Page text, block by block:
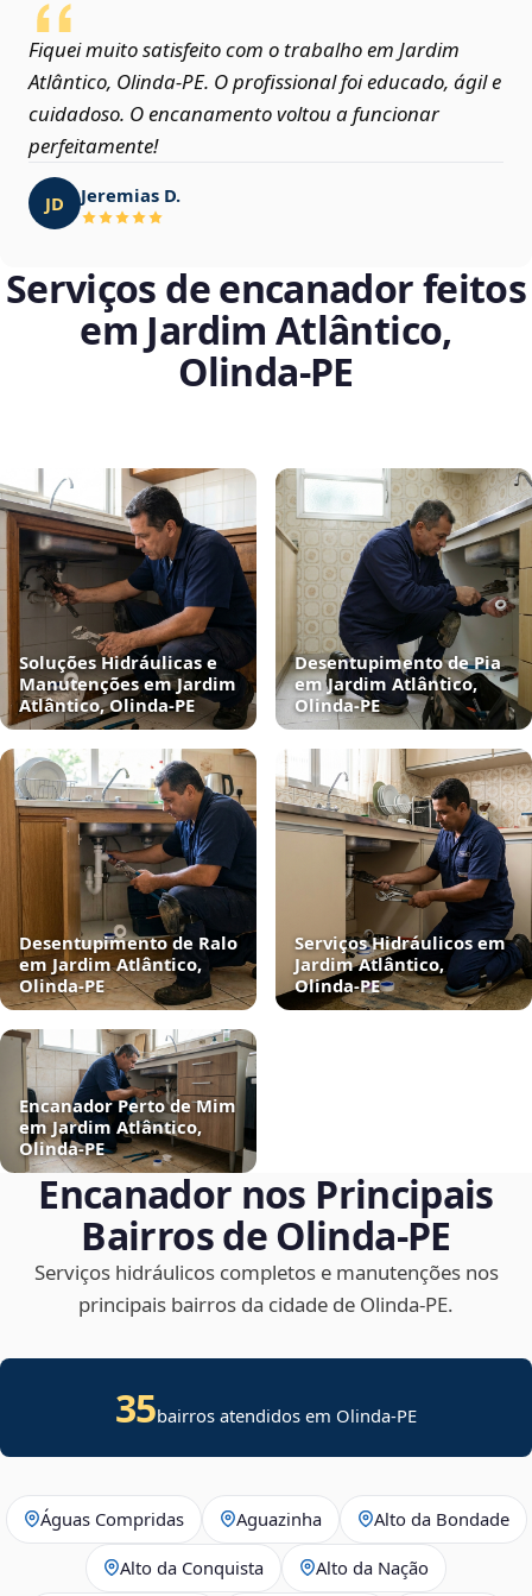
Fiquei muito satisfeito com o trabalho em Jardim
Atlântico, Olinda‑PE. O profissional foi educado, ágil e
cuidadoso. O encanamento voltou a funcionar
perfeitamente!
JD Jeremias D.
Serviços de encanador feitos
em Jardim Atlântico,
Olinda‑PE
Soluções Hidráulicas e
Manutenções em Jardim
Atlântico, Olinda‑PE
Desentupimento de Pia
em Jardim Atlântico,
Olinda‑PE
Desentupimento de Ralo
em Jardim Atlântico,
Olinda‑PE
Serviços Hidráulicos em
Jardim Atlântico,
Olinda‑PE
Encanador Perto de Mim
em Jardim Atlântico,
Olinda‑PE
Encanador nos Principais
Bairros de Olinda‑PE
Serviços hidráulicos completos e manutenções nos
principais bairros da cidade de Olinda‑PE.
35bairros atendidos em Olinda-PE
Águas Compridas Aguazinha Alto da Bondade
Alto da Conquista Alto da Nação